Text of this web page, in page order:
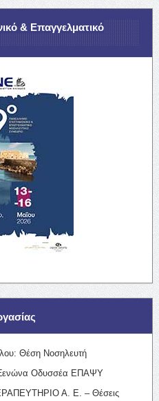
& Επαγγελματικό
Θέση Νοσηλευτή
Ξενώνα Οδυσσέα ΕΠΑΨΥ
Α. Ε. – Θέσεις